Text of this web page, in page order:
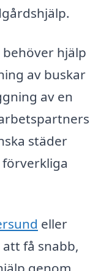
hjälp
av buskar
av en
städer
eller
få snabb,